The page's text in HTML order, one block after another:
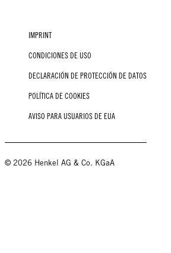
IMPRINT
CONDICIONES DE USO
DECLARACIÓN DE PROTECCIÓN DE DATOS
POLÍTICA DE COOKIES
AVISO PARA USUARIOS DE EUA
© 2026 Henkel AG & Co. KGaA